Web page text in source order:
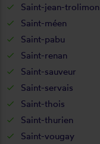
Saint-jean-trolimon
Saint-méen
Saint-pabu
Saint-renan
Saint-sauveur
Saint-servais
Saint-thois
Saint-thurien
Saint-vougay